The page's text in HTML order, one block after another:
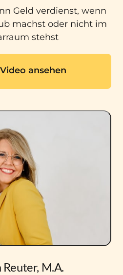
Geld verdienst, wenn
machst oder nicht im
stehst
ansehen
Reuter, M.A.